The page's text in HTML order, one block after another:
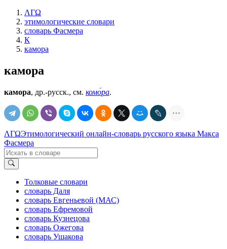
ΛΓΩ
этимологические словари
словарь Фасмера
К
камора
камора
камора, др.-русск., см. комо́ра.
ΛΓΩЭтимологический онлайн-словарь русского языка Макса
Фасмера
Толковые словари
словарь Даля
словарь Евгеньевой (МАС)
словарь Ефремовой
словарь Кузнецова
словарь Ожегова
словарь Ушакова